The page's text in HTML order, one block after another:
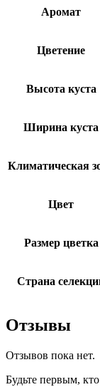
Аромат
Цветение
Высота куста
Ширина куста
Климатическая
Цвет
Размер цветка
Страна
Отзывы
Отзывов пока нет.
Будьте первым,